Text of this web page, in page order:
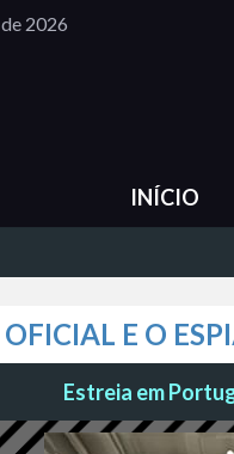
2026
INÍCIO
OFICIAL E O
Estreia em